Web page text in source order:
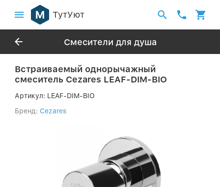
ТутУют
Смесители для душа
Встраиваемый однорычажный
смеситель Cezares LEAF-DIM-BIO
Артикул: LEAF-DIM-BIO
Бренд: Cezares